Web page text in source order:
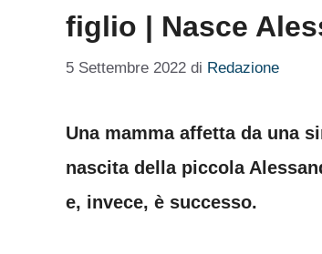
figlio | Nasce
5 Settembre 2022 di Redazione
Una mamma affetta da una
nascita della piccola
e, invece, è successo.